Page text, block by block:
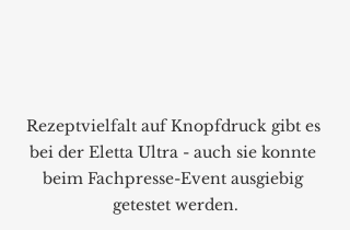
Rezeptvielfalt auf Knopfdruck gibt es
bei der Eletta Ultra - auch sie konnte
beim Fachpresse-Event ausgiebig
getestet werden.